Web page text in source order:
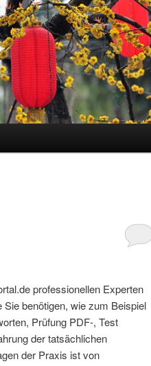
professionellen Experten
benötigen, wie zum Beispiel
Prüfung PDF-, Test
der tatsächlichen
der Praxis ist von